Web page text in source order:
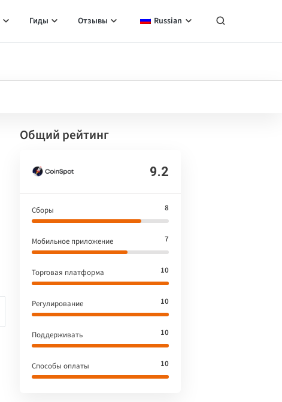
Гиды Отзывы Russian
Общий рейтинг
9.2
Сборы 8
Мобильное приложение 7
Торговая платформа 10
Регулирование 10
Поддерживать 10
Способы оплаты 10